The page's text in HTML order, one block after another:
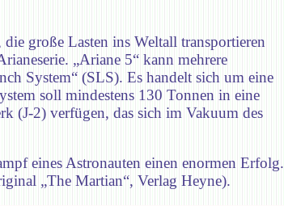
große Lasten ins Weltall transportieren
„Ariane 5“ kann mehrere
System“ (SLS). Es handelt sich um eine
soll mindestens 130 Tonnen in eine
(J-2) verfügen, das sich im Vakuum des
eines Astronauten einen enormen Erfolg.
„The Martian“, Verlag Heyne).